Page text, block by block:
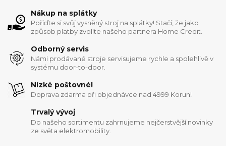
Nákup na splátky
Pořiďte si svůj vysněný stroj na splátky! Stačí, že jako
způsob platby zvolíte našeho partnera Home Credit.
Odborný servis
Námi prodávané stroje servisujeme rychle a spolehlivě v
systému door-to-door.
Nízké poštovné!
Doprava zdarma při objednávce nad 4999 Korun!
Trvalý vývoj
Do našeho sortimentu zahrnujeme nejčerstvější novinky
ze světa elektromobility.